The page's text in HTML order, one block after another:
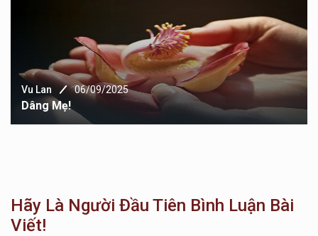
Vu Lan 06/09/2025
Dâng Mẹ!
Hãy Là Người Đầu Tiên Bình Luận Bài
Viết!